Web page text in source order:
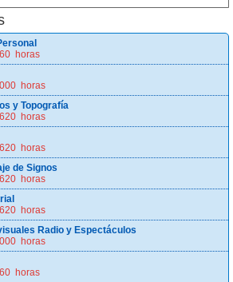
horas
horas
y Topografía
horas
horas
de Signos
horas
horas
Radio y Espectáculos
horas
horas